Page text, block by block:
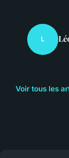
L
Voir tous les